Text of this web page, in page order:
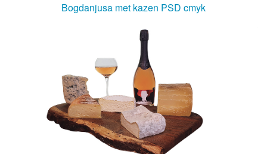
Bogdanjusa met kazen PSD cmyk